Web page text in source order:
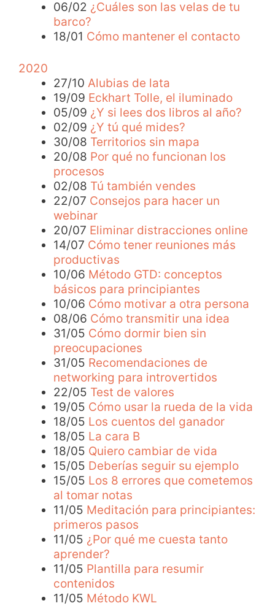
06/02 ¿Cuáles son las velas de tu
barco?
18/01 Cómo mantener el contacto
2020
27/10 Alubias de lata
19/09 Eckhart Tolle, el iluminado
05/09 ¿Y si lees dos libros al año?
02/09 ¿Y tú qué mides?
30/08 Territorios sin mapa
20/08 Por qué no funcionan los
procesos
02/08 Tú también vendes
22/07 Consejos para hacer un
webinar
20/07 Eliminar distracciones online
14/07 Cómo tener reuniones más
productivas
10/06 Método GTD: conceptos
básicos para principiantes
10/06 Cómo motivar a otra persona
08/06 Cómo transmitir una idea
31/05 Cómo dormir bien sin
preocupaciones
31/05 Recomendaciones de
networking para introvertidos
22/05 Test de valores
19/05 Cómo usar la rueda de la vida
18/05 Los cuentos del ganador
18/05 La cara B
18/05 Quiero cambiar de vida
15/05 Deberías seguir su ejemplo
15/05 Los 8 errores que cometemos
al tomar notas
11/05 Meditación para principiantes:
primeros pasos
11/05 ¿Por qué me cuesta tanto
aprender?
11/05 Plantilla para resumir
contenidos
11/05 Método KWL